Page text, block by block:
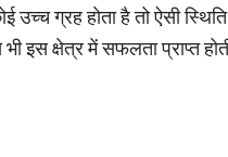
उच्च ग्रह होता है तो ऐसी
इस क्षेत्र में सफलता प्राप्त